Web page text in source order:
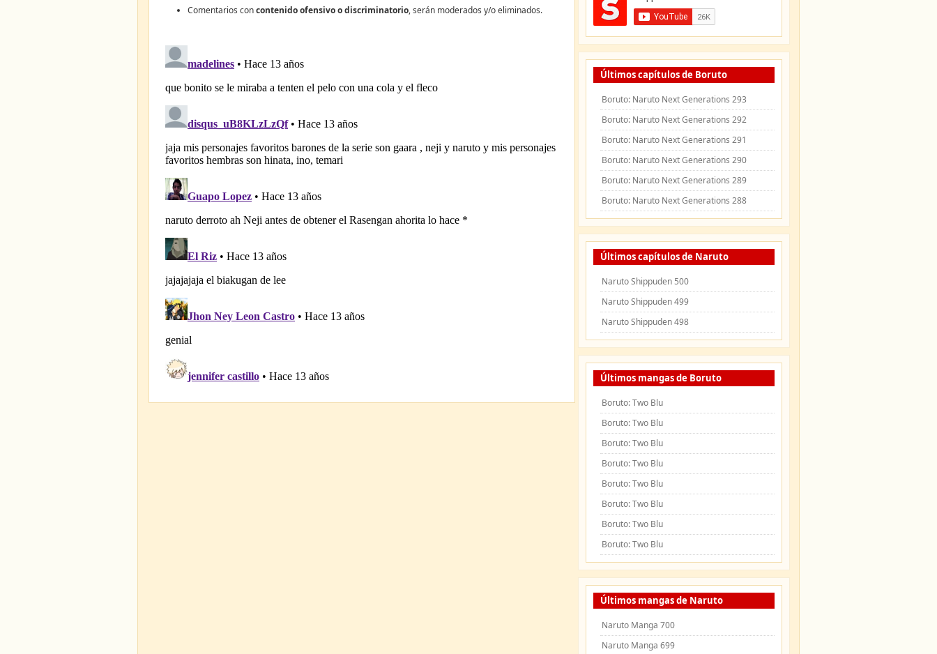
Comentarios concontenido ofensivo o discriminatorio, serán moderados y/o eliminados.
Últimos capítulos de Boruto
Boruto: Naruto Next Generations 293
Boruto: Naruto Next Generations 292
Boruto: Naruto Next Generations 291
Boruto: Naruto Next Generations 290
Boruto: Naruto Next Generations 289
Boruto: Naruto Next Generations 288
Últimos capítulos de Naruto
Naruto Shippuden 500
Naruto Shippuden 499
Naruto Shippuden 498
Últimos mangas de Boruto
Boruto: Two Blu
Boruto: Two Blu
Boruto: Two Blu
Boruto: Two Blu
Boruto: Two Blu
Boruto: Two Blu
Boruto: Two Blu
Boruto: Two Blu
Últimos mangas de Naruto
Naruto Manga 700
Naruto Manga 699